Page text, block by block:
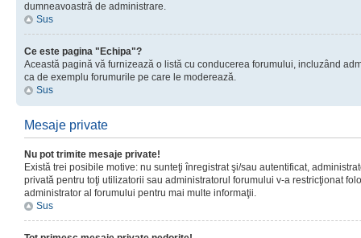
dumneavoastră de administrare.
Sus
Ce este pagina "Echipa"?
Această pagină vă furnizează o listă cu conducerea forumului, incluzând
ca de exemplu forumurile pe care le moderează.
Sus
Mesaje private
Nu pot trimite mesaje private!
Există trei posibile motive: nu sunteţi înregistrat şi/sau autentificat,
privată pentru toţi utilizatorii sau administratorul forumului v-a restricţionat
administrator al forumului pentru mai multe informaţii.
Sus